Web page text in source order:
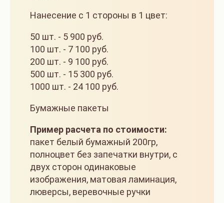
Нанесение с 1 стороны в 1 цвет:
50 шт. - 5 900 руб.
100 шт. - 7 100 руб.
200 шт. - 9 100 руб.
500 шт. - 15 300 руб.
1000 шт. - 24 100 руб.
Бумажные пакеты
Пример расчета по стоимости:
пакет белый бумажный 200гр,
полноцвет без запечатки внутри, с
двух сторон одинаковые
изображения, матовая ламинация,
люверсы, веревочные ручки